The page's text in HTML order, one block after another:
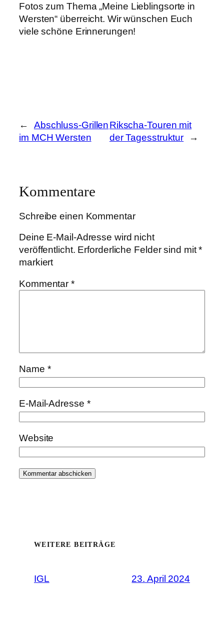
Fotos zum Thema „Meine Lieblingsorte in
Wersten“ überreicht. Wir wünschen Euch
viele schöne Erinnerungen!
←
Abschluss-Grillen
im MCH Wersten
Rikscha-Touren mit
der Tagesstruktur
→
Kommentare
Schreibe einen Kommentar
Deine E-Mail-Adresse wird nicht
veröffentlicht. Erforderliche Felder sind mit*
markiert
Kommentar*
Name *
E-Mail-Adresse *
Website
WEITERE BEITRÄGE
IGL 23. April 2024